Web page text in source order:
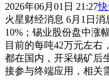
2026年06月01日 21:27
火星财经消息 6月1日
10%；锡业股份盘中涨
目前的每吨42万元左右
都在国内，开采锡矿后
接参与终端应用，相关